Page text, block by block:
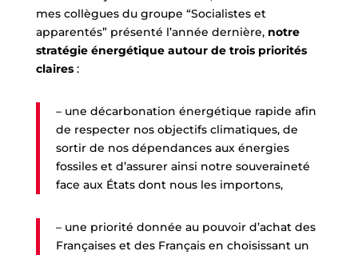
mes collègues du groupe “Socialistes et
apparentés” présenté l’année dernière,notre
stratégie énergétique autour de trois priorités
claires :
– une décarbonation énergétique rapide afin
de respecter nos objectifs climatiques, de
sortir de nos dépendances aux énergies
fossiles et d’assurer ainsi notre souveraineté
face aux États dont nous les importons,
– une priorité donnée au pouvoir d’achat des
Françaises et des Français en choisissant un